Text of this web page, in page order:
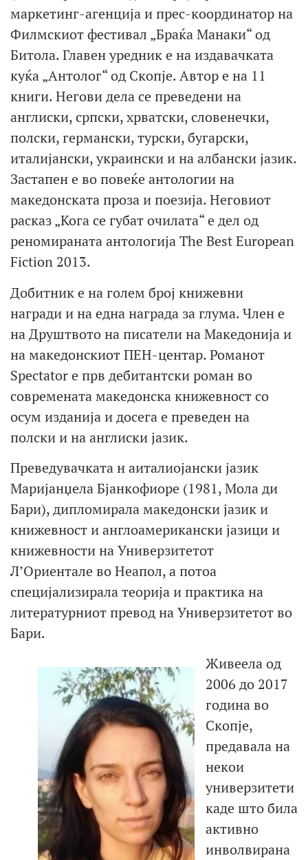
маркетинг-агенција и прес-координатор на
Филмскиот фестивал „Браќа Манаки“ од
Битола. Главен уредник е на издавачката
куќа „Антолог“ од Скопје. Автор е на 11
книги. Негови дела се преведени на
англиски, српски, хрватски, словенечки,
полски, германски, турски, бугарски,
италијански, украински и на албански јазик.
Застапен е во повеќе антологии на
македонската проза и поезија. Неговиот
расказ „Кога се губат очилата“ е дел од
реномираната антологија The Best European
Fiction 2013.
Добитник е на голем број книжевни
награди и на една награда за глума. Член е
на Друштвото на писатели на Македонија и
на македонскиот ПЕН-центар. Романот
Spectator е прв дебитантски роман во
современата македонска книжевност со
осум изданија и досега е преведен на
полски и на англиски јазик.
Преведувачката н аиталиојански јазик
Маријанџела Бјанкофиоре (1981, Мола ди
Бари), дипломирала македонски јазик и
книжевност и англоамерикански јазици и
книжевности на Универзитетот
Л’Ориентале во Неапол, а потоа
специјализирала теорија и практика на
литературниот превод на Универзитетот во
Бари.
Живеела од
2006 до 2017
година во
Скопје,
предавала на
некои
универзитети
каде што била
активно
инволвирана